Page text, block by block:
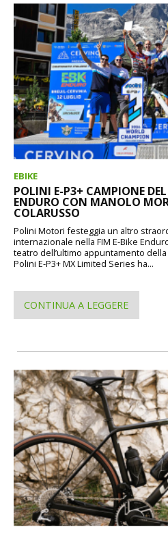
EBIKE
POLINI E-P3+ CAMPIONE
ENDURO CON MANOLO
COLARUSSO
Polini Motori festeggia un altro
internazionale nella FIM E-Bike
teatro dell’ultimo appuntamento
Polini E-P3+ MX Limited Series ha...
CONTINUA A LEGGERE